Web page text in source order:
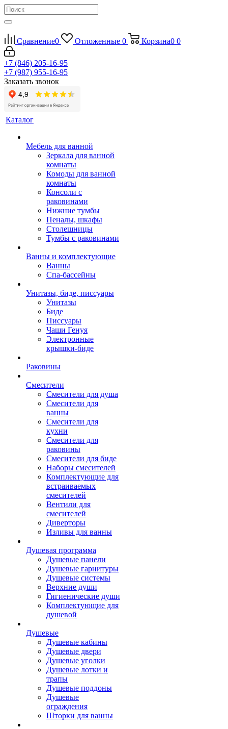
Сравнение0 Отложенные 0 Корзина0 0
+7 (846) 205-16-95
+7 (987) 955-16-95
Заказать звонок
Каталог
Мебель для ванной
Зеркала для ванной
комнаты
Комоды для ванной
комнаты
Консоли с
раковинами
Нижние тумбы
Пеналы, шкафы
Столешницы
Тумбы с раковинами
Ванны и комплектующие
Ванны
Спа-бассейны
Унитазы, биде, писсуары
Унитазы
Биде
Писсуары
Чаши Генуя
Электронные
крышки-биде
Раковины
Смесители
Смесители для душа
Смесители для
ванны
Смесители для
кухни
Смесители для
раковины
Смесители для биде
Наборы смесителей
Комплектующие для
встраиваемых
смесителей
Вентили для
смесителей
Диверторы
Изливы для ванны
Душевая программа
Душевые панели
Душевые гарнитуры
Душевые системы
Верхние души
Гигиенические души
Комплектующие для
душевой
Душевые
Душевые кабины
Душевые двери
Душевые уголки
Душевые лотки и
трапы
Душевые поддоны
Душевые
ограждения
Шторки для ванны